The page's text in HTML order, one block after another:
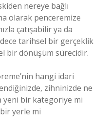
nereye bağlı
olarak penceremize
çatışabilir ya da
tarihsel bir gerçeklik
bir dönüşüm sürecidir.
hangi idari
zihninizde ne
yeni bir kategoriye mi
yerle mi